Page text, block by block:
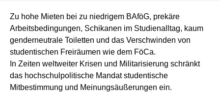
Zu hohe Mieten bei zu niedrigem BAföG, prekäre
Arbeitsbedingungen, Schikanen im Studienalltag, kaum
genderneutrale Toiletten und das Verschwinden von
studentischen Freiräumen wie dem FöCa.
In Zeiten weltweiter Krisen und Militarisierung schränkt
das hochschulpolitische Mandat studentische
Mitbestimmung und Meinungsäußerungen ein.